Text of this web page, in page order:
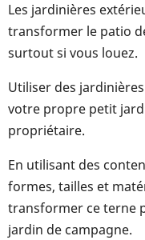
Les jardinières
transformer le patio
surtout si vous louez.
Utiliser des
votre propre petit
propriétaire.
En utilisant des
formes, tailles et
transformer ce terne
jardin de campagne.